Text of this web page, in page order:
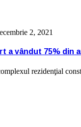
2, 2021
a vândut 75% din
rezidenţial